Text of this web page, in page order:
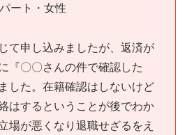
ート・女性
て申し込みましたが、返済が
『〇〇さんの件で確認した
した。在籍確認はしないけど
はするということが後でわか
場が悪くなり退職せざるをえ